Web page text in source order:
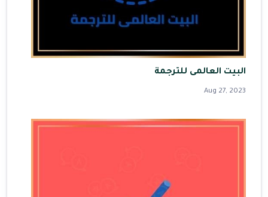
البيت العالمى للترجمة
Aug 27, 2023